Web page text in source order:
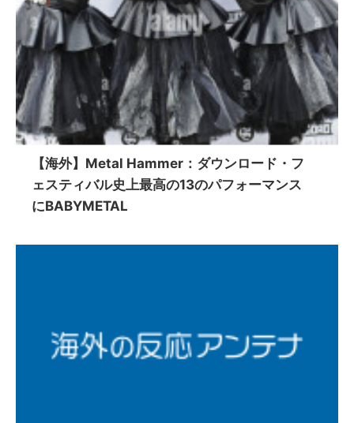
【海外】Metal Hammer：ダウンロード・フ
ェスティバル史上最高の13のパフォーマンス
にBABYMETAL